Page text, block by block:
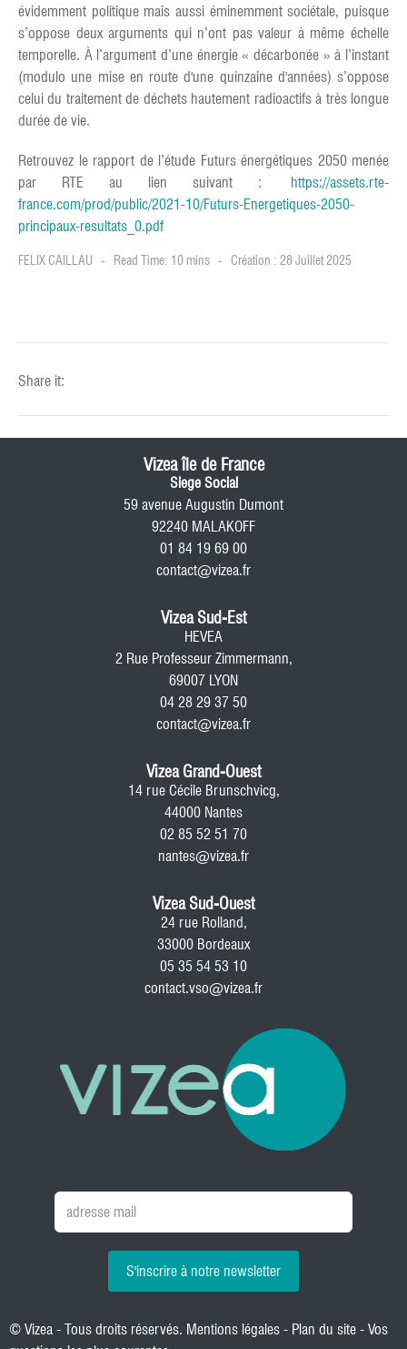
évidemment politique mais aussi éminemment sociétale, puisque
s’oppose deux arguments qui n’ont pas valeur à même échelle
temporelle. À l’argument d’une énergie « décarbonée » à l’instant
(modulo une mise en route d'une quinzaine d'années) s’oppose
celui du traitement de déchets hautement radioactifs à très longue
durée de vie.
Retrouvez le rapport de l’étude Futurs énergétiques 2050 menée
par RTE au lien suivant :
https://assets.rte-
france.com/prod/public/2021-10/Futurs-Energetiques-2050-
principaux-resultats_0.pdf
FELIX CAILLAU Read Time: 10 mins Création : 28 Juillet 2025
Share it:
Vizea île de France
Siege Social
59 avenue Augustin Dumont
92240 MALAKOFF
01 84 19 69 00
contact@vizea.fr
Vizea Sud-Est
HEVEA
2 Rue Professeur Zimmermann,
69007 LYON
04 28 29 37 50
contact@vizea.fr
Vizea Grand-Ouest
14 rue Cécile Brunschvicg,
44000 Nantes
02 85 52 51 70
nantes@vizea.fr
Vizea Sud-Ouest
24 rue Rolland,
33000 Bordeaux
05 35 54 53 10
contact.vso@vizea.fr
S'inscrire à notre newsletter
© Vizea - Tous droits réservés. Mentions légales - Plan du site - Vos